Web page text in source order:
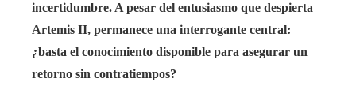
incertidumbre. A pesar del entusiasmo que despierta
Artemis II, permanece una interrogante central:
¿basta el conocimiento disponible para asegurar un
retorno sin contratiempos?